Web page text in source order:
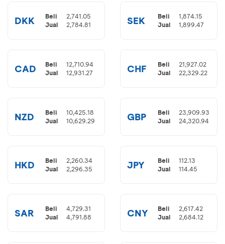
DKK Beli
2,741.05
Jual
2,784.81 SEK Beli
1,874.15
Jual
1,899.47
CAD Beli
12,710.94
Jual
12,931.27 CHF Beli
21,927.02
Jual
22,329.22
NZD Beli
10,425.18
Jual
10,629.29 GBP Beli
23,909.93
Jual
24,320.94
HKD Beli
2,260.34
Jual
2,296.35 JPY Beli
112.13
Jual
114.45
SAR Beli
4,729.31
Jual
4,791.88 CNY Beli
2,617.42
Jual
2,684.12